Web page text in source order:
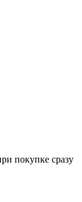
покупке сразу